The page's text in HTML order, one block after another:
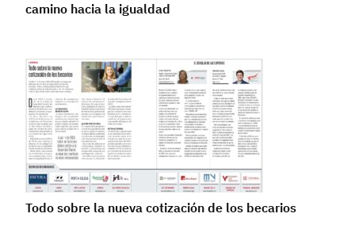
camino hacia la igualdad
Todo sobre la nueva cotización de los becarios